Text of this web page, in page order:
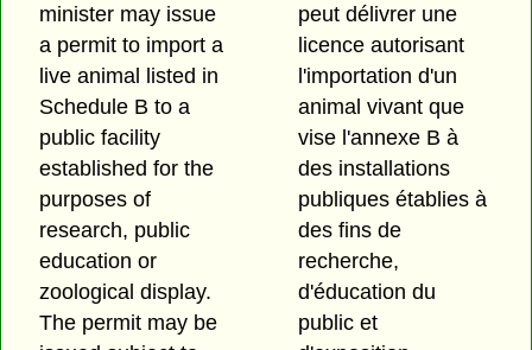
minister may issue
a permit to import a
live animal listed in
Schedule B to a
public facility
established for the
purposes of
research, public
education or
zoological display.
The permit may be
peut délivrer une
licence autorisant
l'importation d'un
animal vivant que
vise l'annexe B à
des installations
publiques établies à
des fins de
recherche,
d'éducation du
public et